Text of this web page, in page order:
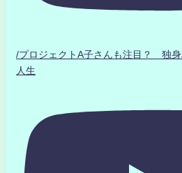
/プロジェクトA子さんも注目？ 独
人生